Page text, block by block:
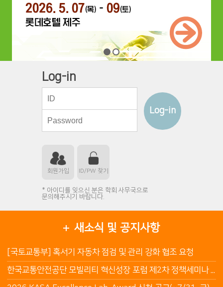
Log-in
Log-in
회원가입 ID/PW 찾기
* 아이디를 잊으신 분은 학회 사무국으로
문의해주시기 바랍니다.
새소식 및 공지사항
[국토교통부] 혹서기 자동차 점검 및 관리 강화 협조 요청
한국교통안전공단 모빌리티 혁신성장 포럼 제2차 정책세미나 안내